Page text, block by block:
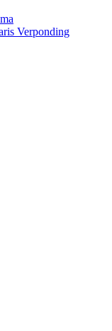
Verponding